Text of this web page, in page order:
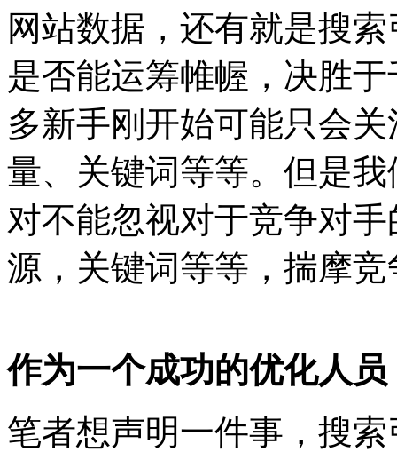
网站数据，还有就是搜
是否能运筹帷幄，决胜
多新手刚开始可能只会
量、关键词等等。但是
对不能忽视对于竞争对
源，关键词等等，揣摩
作为一个成功的优化人
笔者想声明一件事，搜